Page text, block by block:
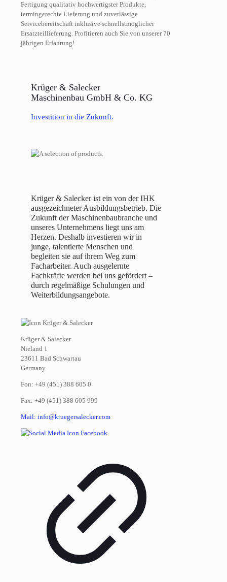
Fertigung qualitativ hochwertigster Produkte,
termingerechte Lieferung und zuverlässige
Servicebereitschaft inklusive schnellstmöglicher
Ersatzteillieferung. Profitieren auch Sie von unserer 70
jährigen Erfahrung!
Krüger & Salecker
Maschinenbau GmbH & Co. KG
Investition in die Zukunft.
Krüger & Salecker ist ein von der IHK
ausgezeichneter Ausbildungsbetrieb. Die
Zukunft der Maschinenbaubranche und
unseres Unternehmens liegt uns am
Herzen. Deshalb investieren wir in
junge, talentierte Menschen und
begleiten sie auf ihrem Weg zum
Facharbeiter. Auch ausgelernte
Fachkräfte werden bei uns gefördert –
durch regelmäßige Schulungen und
Weiterbildungsangebote.
Krüger & Salecker
Nieland 1
23611 Bad Schwartau
Germany
Fon: +49 (451) 388 605 0
Fax: +49 (451) 388 605 999
Mail: info@kruegersalecker.com